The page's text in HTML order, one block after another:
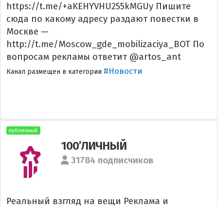
https://t.me/+aKEHYVHU255kMGUy Пишите
сюда по какому адресу раздают повестки в
Москве —
http://t.me/Moscow_gde_mobilizaciya_BOT По
вопросам рекламы ответит @artos_ant
Канал размещен в категории #Новости
публичный
100’ЛИЧНЫЙ
31784 подписчиков
Реальный взгляд на вещи Реклама и